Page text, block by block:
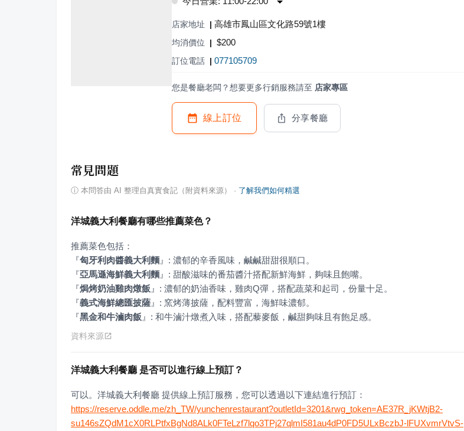
店家地址 | 高雄市鳳山區文化路59號1樓
均消價位 | $200
訂位電話 | 077105709
您是餐廳老闆？想要更多行銷服務請至 店家專區
線上訂位 分享餐廳
常見問題
ⓘ 本問答由 AI 整理自真實食記（附資料來源） · 了解我們如何精選
洋城義大利餐廳有哪些推薦菜色？
『匈牙利肉醬義大利麵 』
『亞馬遜海鮮義大利麵 』
『焗烤奶油雞肉燉飯 』
『義式海鮮總匯披薩 』
『黑金和牛滷肉飯 』 : 和牛滷汁燉煮入味，搭配藜麥飯，鹹甜夠味且有飽足感。
資料來源
洋城義大利餐廳 是否可以進行線上預訂？
可以。洋城義大利餐廳 提供線上預訂服務，您可以透過以下連結進行預訂：
https://reserve.oddle.me/zh_TW/yunchenrestaurant?outletId=3201&rwg_token=AE37R_jKWtjB2-
su146sZQdM1cX0RLPtfxBgNd8ALk0FTeLzf7lqo3TPj27qlmI581au4dP0FD5ULxBczbJ-lFUXvmrVtvS-